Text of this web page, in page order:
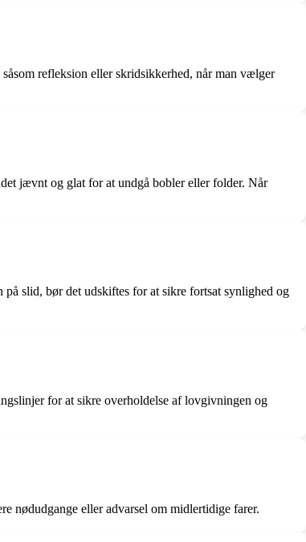
refleksion eller skridsikkerhed, når man vælger
jævnt og glat for at undgå bobler eller folder. Når
slid, bør det udskiftes for at sikre fortsat synlighed og
for at sikre overholdelse af lovgivningen og
nødudgange eller advarsel om midlertidige farer.